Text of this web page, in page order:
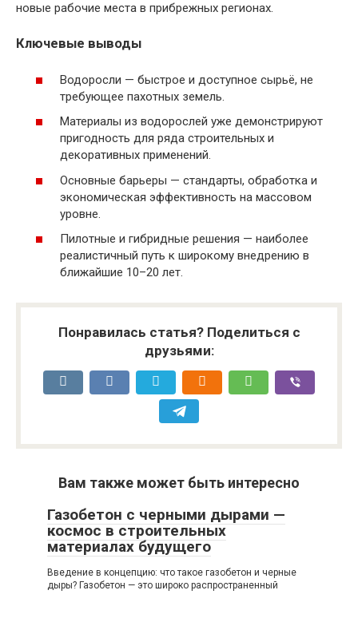
новые рабочие места в прибрежных регионах.
Ключевые выводы
Водоросли — быстрое и доступное сырьё, не
требующее пахотных земель.
Материалы из водорослей уже демонстрируют
пригодность для ряда строительных и
декоративных применений.
Основные барьеры — стандарты, обработка и
экономическая эффективность на массовом
уровне.
Пилотные и гибридные решения — наиболее
реалистичный путь к широкому внедрению в
ближайшие 10–20 лет.
Понравилась статья? Поделиться с
друзьями:
Вам также может быть интересно
Газобетон с черными дырами —
космос в строительных
материалах будущего
Введение в концепцию: что такое газобетон и черные
дыры? Газобетон — это широко распространенный